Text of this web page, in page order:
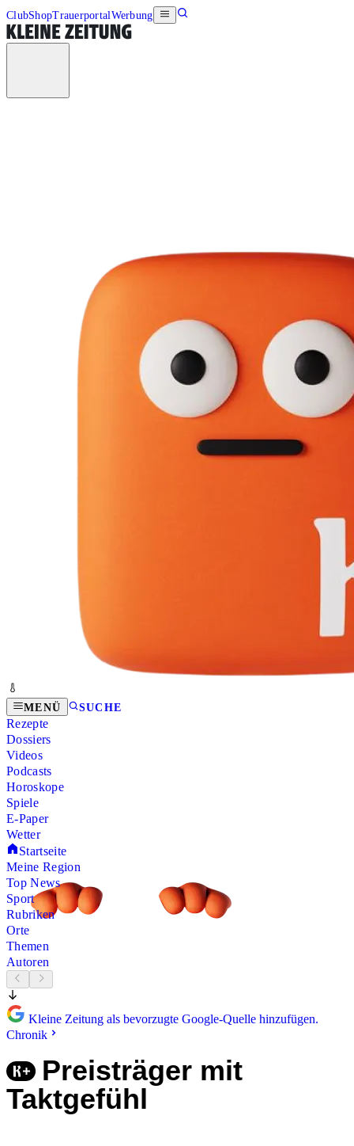
ClubShopTrauerportalWerbung
MENÜ SUCHE
Rezepte
Dossiers
Videos
Podcasts
Horoskope
Spiele
E-Paper
Wetter
Startseite
Meine Region
Top News
Sport
Rubriken
Orte
Themen
Autoren
Kleine Zeitung als bevorzugte Google-Quelle hinzufügen.
Chronik
Preisträger mit
Taktgefühl